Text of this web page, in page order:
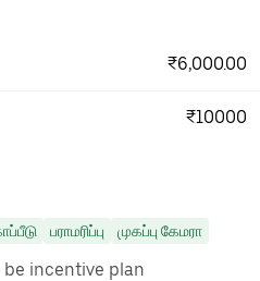
₹6,000.00
₹10000
பராமரிப்பு முகப்பு கேமரா
incentive plan